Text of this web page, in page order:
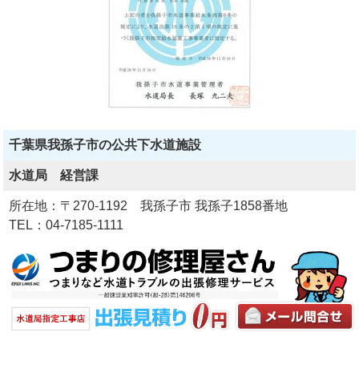
千葉県我孫子市の公共下水道施設
水道局 経営課
所在地：〒270-1192 我孫子市 我孫子1858番地
TEL：04-7185-1111